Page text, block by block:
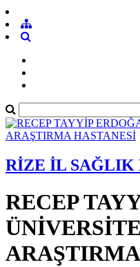
RİZE İL SAĞLIK
RECEP